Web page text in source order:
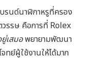
รนด์นาฬิกาหรูที่ครอง
รรษ คือการที่ Rolex
เสมอพยายามพัฒนา
ทย์ผู้ใช้งานให้ได้มาก